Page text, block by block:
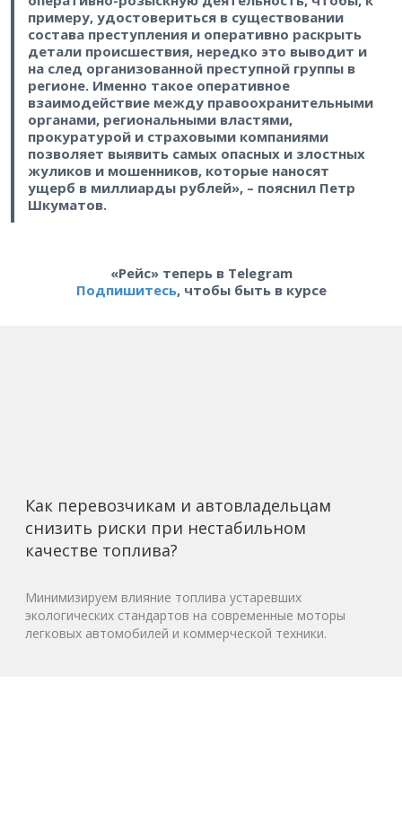
примеру, удостовериться в существовании
состава преступления и оперативно раскрыть
детали происшествия, нередко это выводит и
на след организованной преступной группы в
регионе. Именно такое оперативное
взаимодействие между правоохранительными
органами, региональными властями,
прокуратурой и страховыми компаниями
позволяет выявить самых опасных и злостных
жуликов и мошенников, которые наносят
ущерб в миллиарды рублей», – пояснил Петр
Шкуматов.
«Рейс» теперь в Telegram
Подпишитесь, чтобы быть в курсе
Как перевозчикам и автовладельцам
снизить риски при нестабильном
качестве топлива?
Минимизируем влияние топлива устаревших
экологических стандартов на современные моторы
легковых автомобилей и коммерческой техники.